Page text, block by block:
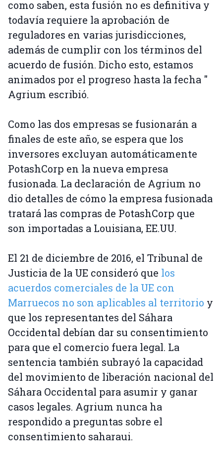
como saben, esta fusión no es definitiva y
todavía requiere la aprobación de
reguladores en varias jurisdicciones,
además de cumplir con los términos del
acuerdo de fusión. Dicho esto, estamos
animados por el progreso hasta la fecha "
Agrium escribió.
Como las dos empresas se fusionarán a
finales de este año, se espera que los
inversores excluyan automáticamente
PotashCorp en la nueva empresa
fusionada. La declaración de Agrium no
dio detalles de cómo la empresa fusionada
tratará las compras de PotashCorp que
son importadas a Louisiana, EE.UU.
El 21 de diciembre de 2016, el Tribunal de
Justicia de la UE consideró que los
acuerdos comerciales de la UE con
Marruecos no son aplicables al territorio y
que los representantes del Sáhara
Occidental debían dar su consentimiento
para que el comercio fuera legal. La
sentencia también subrayó la capacidad
del movimiento de liberación nacional del
Sáhara Occidental para asumir y ganar
casos legales. Agrium nunca ha
respondido a preguntas sobre el
consentimiento saharaui.